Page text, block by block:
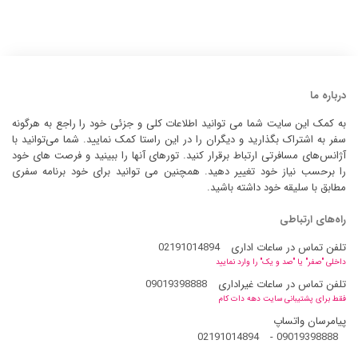
درباره ما
به کمک این سایت شما می توانید اطلاعات کلی و جزئی خود را راجع به هرگونه
سفر به اشتراک بگذارید و دیگران را در این راستا کمک نمایید. شما می‌توانید با
آژانس‌های مسافرتی ارتباط برقرار کنید. تورهای آنها را ببینید و فرصت های خود
را برحسب نیاز خود تغییر دهید. همچنین می توانید برای خود برنامه سفری
مطابق با سلیقه خود داشته باشید.
راه‌های ارتباطی
تلفن تماس در ساعات اداری
02191014894
داخلی "صفر" یا "صد و یک" را وارد نمایید
تلفن تماس در ساعات غیراداری 09019398888
فقط برای پشتیبانی سایت دهه دات کام
پیامرسان واتساپ
09019398888
-
02191014894